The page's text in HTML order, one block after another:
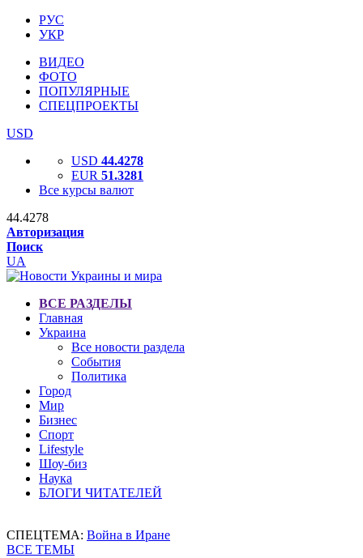
РУС
УКР
ВИДЕО
ФОТО
ПОПУЛЯРНЫЕ
СПЕЦПРОЕКТЫ
USD
USD 44.4278
EUR 51.3281
Все курсы валют
44.4278
Авторизация
Поиск
UA
ВСЕ РАЗДЕЛЫ
Главная
Украина
Все новости раздела
События
Политика
Город
Мир
Бизнес
Спорт
Lifestyle
Шоу-биз
Наука
БЛОГИ ЧИТАТЕЛЕЙ
СПЕЦТЕМА: Война в Иране
ВСЕ ТЕМЫ